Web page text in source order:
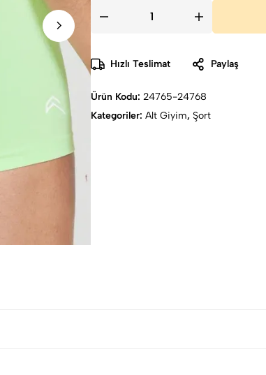
Hızlı Teslimat Paylaş
Ürün Kodu: 24765-24768
Kategoriler: Alt Giyim, Şort